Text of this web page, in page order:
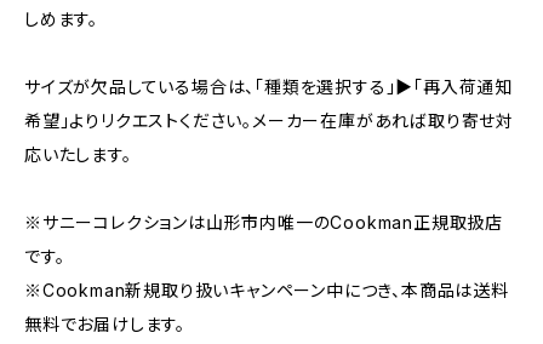
しめます。
サイズが欠品している場合は、「種類を選択する」▶「再入荷通知
希望」よりリクエストください。メーカー在庫があれば取り寄せ対
応いたします。
※サニーコレクションは山形市内唯一のCookman正規取扱店
です。
※Cookman新規取り扱いキャンペーン中につき、本商品は送料
無料でお届けします。